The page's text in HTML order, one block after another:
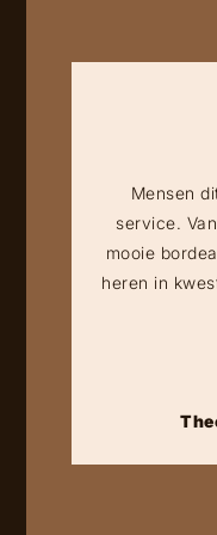
Mensen
service.
mooie
heren in